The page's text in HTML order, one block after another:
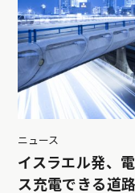
ニュース
イスラエル発、
ス充電できる道路